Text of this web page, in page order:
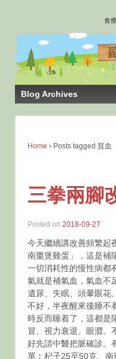
TO
MAIN
CONTENT
食
Blog Archives
Home › Posts tagged 貧血
三拳兩腳
Posted on 2018-09-27
今天繼續講改善頻繁起
南棗煲雞蛋」，這是補
一切消耗性的慢性病都
氣就是補氣血，氣血不
遺尿、失眠、頭暈眼花
不好，半夜醒來後睡不
時反而睡着了，這都是
冒、視力衰退、眼澀。
好先請中醫把脈確診。
單︰杞子25至50克、